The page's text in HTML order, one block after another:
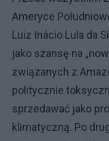
Ameryce
Luiz Inácio Lula da
jako szansę na
związanych z
politycznie
sprzedawać jako
klimatyczną. Po